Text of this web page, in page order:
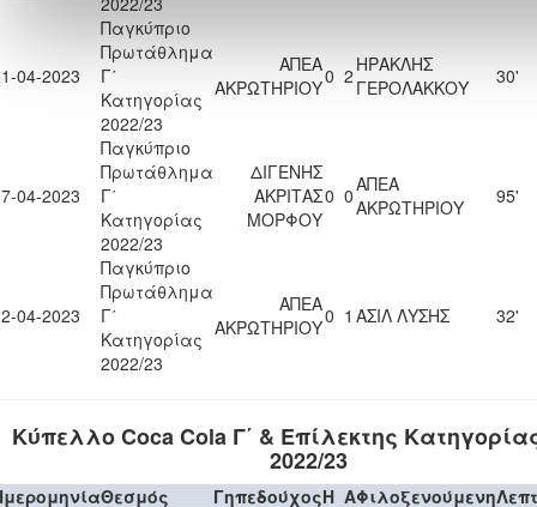
04-2023
Παγκύπριο
Πρωτάθλημα
Γ΄
Κατηγορίας
2022/23
ΑΠΕΑ
ΑΚΡΩΤΗΡΙΟΥ0 2 ΗΡΑΚΛΗΣ
ΓΕΡΟΛΑΚΚΟΥ
30'
04-2023
Παγκύπριο
Πρωτάθλημα
Γ΄
Κατηγορίας
2022/23
ΔΙΓΕΝΗΣ
ΑΚΡΙΤΑΣ
ΜΟΡΦΟΥ
0 0ΑΠΕΑ
ΑΚΡΩΤΗΡΙΟΥ
95'
04-2023
Παγκύπριο
Πρωτάθλημα
Γ΄
Κατηγορίας
2022/23
ΑΠΕΑ
ΑΚΡΩΤΗΡΙΟΥ0 1 ΑΣΙΛ ΛΥΣΗΣ 32'
Κύπελλο Coca Cola Γ΄ & Επίλεκτης
2022/23
Θεσμός ΓηπεδούχοςH AΦιλοξενούμενη